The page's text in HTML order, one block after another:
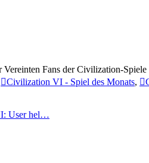
Fans der Civilization-
Civilization VI - Spiel des Monats,
User hel…